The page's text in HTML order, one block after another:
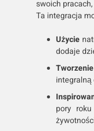
swoich
Ta integracja
Użycie
dodaje
Tworzenie
integralną
pory